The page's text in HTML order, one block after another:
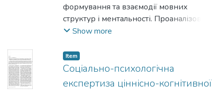
формування та взаємодії мовних
структур і ментальності. Проаналізовано
пріоритетність у формуванні
соціокультурних чинників.
Show more
Item
Соціально-психологічна
експертиза ціннісно-когнітивної